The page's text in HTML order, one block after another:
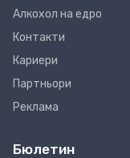
Алкохол на едро
Контакти
Кариери
Партньори
Реклама
Бюлетин